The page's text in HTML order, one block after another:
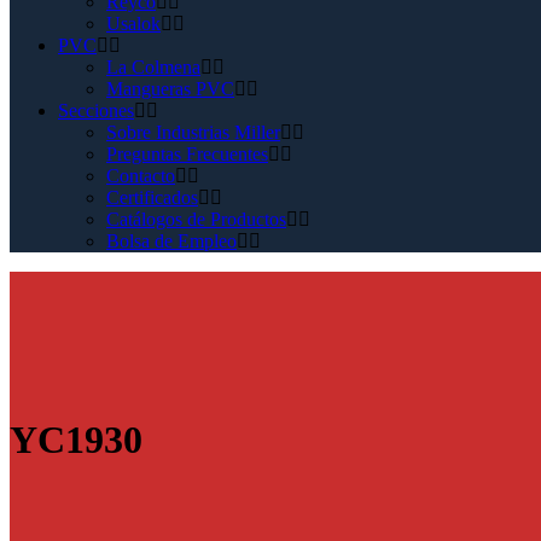
Usalok
PVC
La Colmena
Mangueras PVC
Secciones
Sobre Industrias Miller
Preguntas Frecuentes
Contacto
Certificados
Catálogos de Productos
Bolsa de Empleo
YC1930